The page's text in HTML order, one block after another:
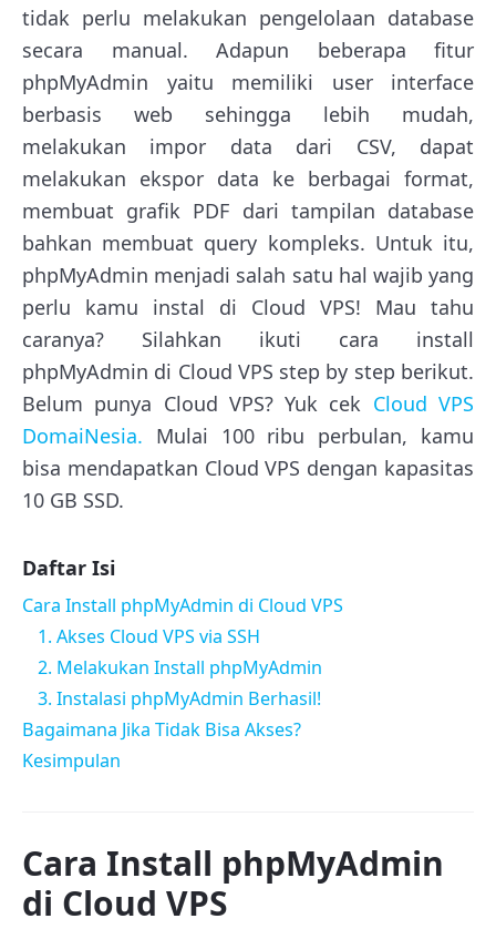
tidak perlu melakukan pengelolaan database
secara manual. Adapun beberapa fitur
phpMyAdmin yaitu memiliki user interface
berbasis web sehingga lebih mudah,
melakukan impor data dari CSV, dapat
melakukan ekspor data ke berbagai format,
membuat grafik PDF dari tampilan database
bahkan membuat query kompleks. Untuk itu,
phpMyAdmin menjadi salah satu hal wajib yang
perlu kamu instal di Cloud VPS! Mau tahu
caranya? Silahkan ikuti cara install
phpMyAdmin di Cloud VPS step by step berikut.
Belum punya Cloud VPS? Yuk cek Cloud VPS
DomaiNesia. Mulai 100 ribu perbulan, kamu
bisa mendapatkan Cloud VPS dengan kapasitas
10 GB SSD.
Daftar Isi
Cara Install phpMyAdmin di Cloud VPS
1. Akses Cloud VPS via SSH
2. Melakukan Install phpMyAdmin
3. Instalasi phpMyAdmin Berhasil!
Bagaimana Jika Tidak Bisa Akses?
Kesimpulan
Cara Install phpMyAdmin
di Cloud VPS